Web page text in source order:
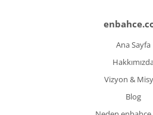
Ana Sayfa
Vizyon &
Blog